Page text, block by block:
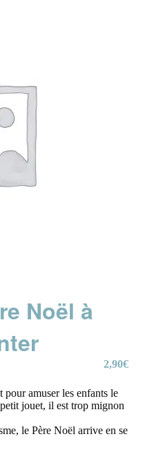
Noël à
2,90€
pour amuser les enfants le
jouet, il est trop mignon
le Père Noël arrive en se